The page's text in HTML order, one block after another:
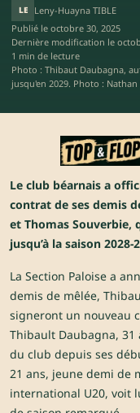
LE
Leny-Huayna TIBLE
Publié le octobre 30, 2025
Dernière modification le
1 min de lecture
Photo : Thibaut Daubagna,
jusqu'en 2029. Photo :
Le club béarnais a
contrat de ses demis
et Thomas Souverbie,
jusqu’à la saison 2028-
La Section Paloise a
demis de mêlée,
signeront un nouveau
Thibault Daubagna, 31
du club depuis ses
21 ans, jeune demi de
international U20, voit